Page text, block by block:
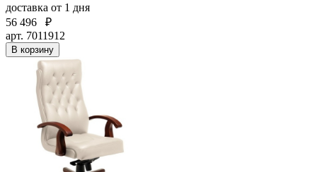
доставка от 1 дня
56 496
₽
арт. 7011912
В корзину